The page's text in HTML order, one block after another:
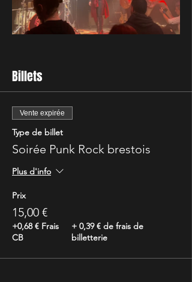
Billets
Vente expirée
Type de billet
Soirée Punk Rock brestois
Plus d'info
Prix
15,00 €
+0,68 € Frais
CB
+ 0,39 € de frais de
billetterie